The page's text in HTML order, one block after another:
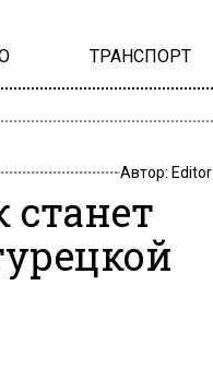
ТРАНСПОРТ
Автор: Editor